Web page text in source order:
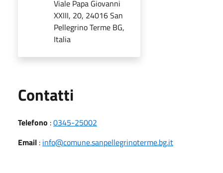
Viale Papa Giovanni
XXIII, 20, 24016 San
Pellegrino Terme BG,
Italia
Contatti
Telefono :0345-25002
Email : info@comune.sanpellegrinoterme.bg.it